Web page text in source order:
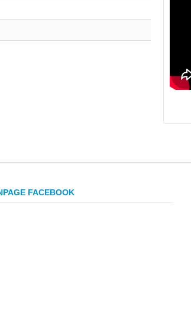
FACEBOOK